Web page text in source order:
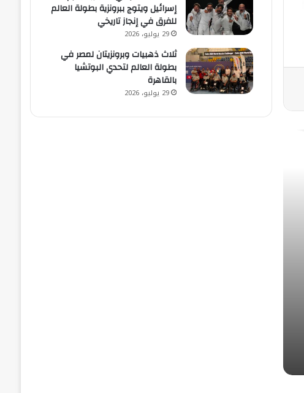
إسرائيل ويتوج ببرونزية بطولة العالم
للفرق في إنجاز تاريخي
29 يوليو، 2026
ثلاث ذهبيات وبرونزيتان لمصر في
بطولة العالم لتحدي البوتشيا
بالقاهرة
29 يوليو، 2026